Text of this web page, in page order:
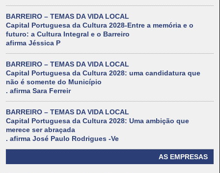
BARREIRO – TEMAS DA VIDA LOCAL
Capital Portuguesa da Cultura 2028-Entre a memória e o
futuro: a Cultura Integral e o Barreiro
afirma Jéssica P
BARREIRO – TEMAS DA VIDA LOCAL
Capital Portuguesa da Cultura 2028: uma candidatura que
não é somente do Município
. afirma Sara Ferreir
BARREIRO – TEMAS DA VIDA LOCAL
Capital Portuguesa da Cultura 2028: Uma ambição que
merece ser abraçada
. afirma José Paulo Rodrigues -Ve
AS EMPRESAS